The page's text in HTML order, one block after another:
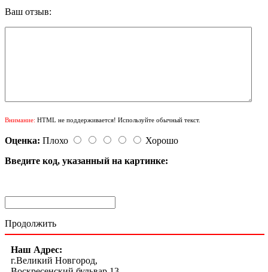
Ваш отзыв:
Внимание: HTML не поддерживается! Используйте обычный текст.
Оценка: Плохо
Хорошо
Введите код, указанный на картинке:
Продолжить
Наш Адрес:
г.Великий Новгород,